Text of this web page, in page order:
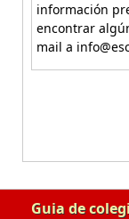
información
encontrar
mail a
Guia de